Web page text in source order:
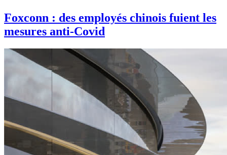
Foxconn : des employés chinois fuient les
mesures anti-Covid